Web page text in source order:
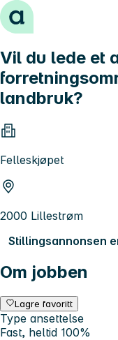
Hopp til innhold
Vil du lede et
landbruk?
Felleskjøpet
2000 Lillestrøm
Stillingsannonsen
Om jobben
Lagre favoritt
Type ansettelse
Fast, heltid 100%